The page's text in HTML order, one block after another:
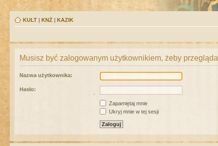
KULT | KNŻ | KAZIK
Musisz być zalogowanym użytkownikiem, żeby
Nazwa użytkownika:
Hasło:
Zapamiętaj mnie
Ukryj mnie w tej sesji